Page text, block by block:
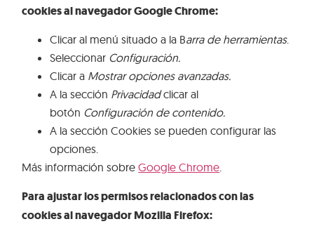
cookies al navegador Google Chrome:
Clicar al menú situado a la Barra de herramientas.
Seleccionar Configuración.
Clicar a Mostrar opciones avanzadas.
A la sección Privacidadclicar al
botón Configuración de contenido.
A la sección Cookies se pueden configurar las
opciones.
Más información sobreGoogle Chrome.
Para ajustar los permisos relacionados con las
cookies al navegador Mozilla Firefox: